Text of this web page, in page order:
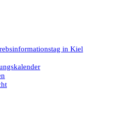
in Kiel